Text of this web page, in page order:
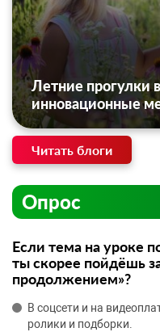
Летние прогулки
инновационные
Читать блоги
Опрос
Если тема на уроке
ты скорее пойдёшь
продолжением»?
В соцсети и на
ролики и подборки.